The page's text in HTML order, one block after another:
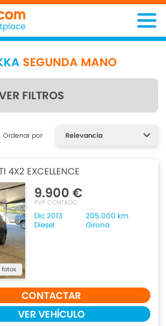
SEGUNDA MANO
FILTROS
lo que estás
Ordenar por
4X2 EXCELLENCE
fotos
9.900 €
PVP CONTADO
Dic 2013
205.000 km
Diesel
Girona
CONTACTAR
VER VEHÍCULO